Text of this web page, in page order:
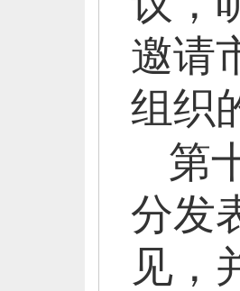
邀请
组织
第
分发
见，